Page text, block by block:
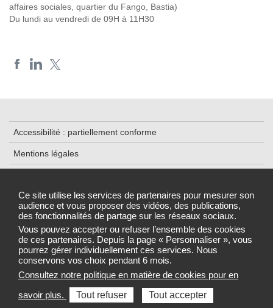
Ce site utilise les services de partenaires pour mesurer son
audience et vous proposer des vidéos, des publications,
des fonctionnalités de partage sur les réseaux sociaux.
Vous pouvez accepter ou refuser l’ensemble des cookies
de ces partenaires. Depuis la page « Personnaliser », vous
pourrez gérer individuellement ces services. Nous
conservons vos choix pendant 6 mois.
Consultez notre politique en matière de cookies pour en
savoir plus.
Tout refuser Tout accepter
affaires sociales, quartier du Fango, Bastia)
Du lundi au vendredi de 09H à 11H30
Accessibilité : partiellement conforme
Mentions légales
Plan du site
Gestion des cookies
ARS 2017
Sélectionnez une région pour accéder au site de votre Agence
régionale de santé